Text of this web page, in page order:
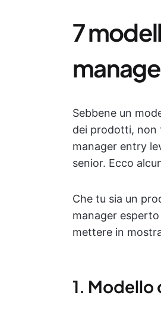
7
Sebbene un
dei prodotti, non
manager entry
senior. Ecco
Che tu sia un
manager
mettere in
1. Modello